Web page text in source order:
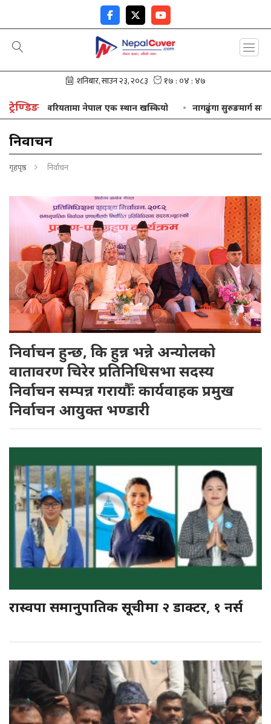
ट्रेण्डिङ
नेपाल एक स्थान खस्कियो नागढुंगा सुरुङमार्ग सञ्चालनमा आउनु
निर्वाचन
गृहपृष्ठ निर्वाचन
निर्वाचन हुन्छ, कि हुन्न भन्ने अन्योलको
वातावरण चिरेर प्रतिनिधिसभा सदस्य
निर्वाचन सम्पन्न गरायौँः कार्यवाहक प्रमुख
निर्वाचन आयुक्त भण्डारी
रास्वपा समानुपातिक सूचीमा २ डाक्टर, १ नर्स